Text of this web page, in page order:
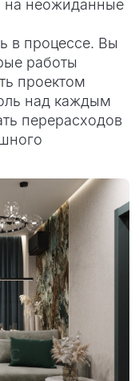
на неожиданные
в процессе. Вы
работы
проектом
над каждым
перерасходов